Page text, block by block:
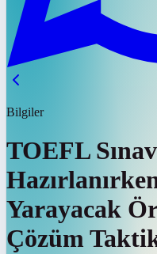
Bilgiler
TOEFL
Yarayacak
Çözüm